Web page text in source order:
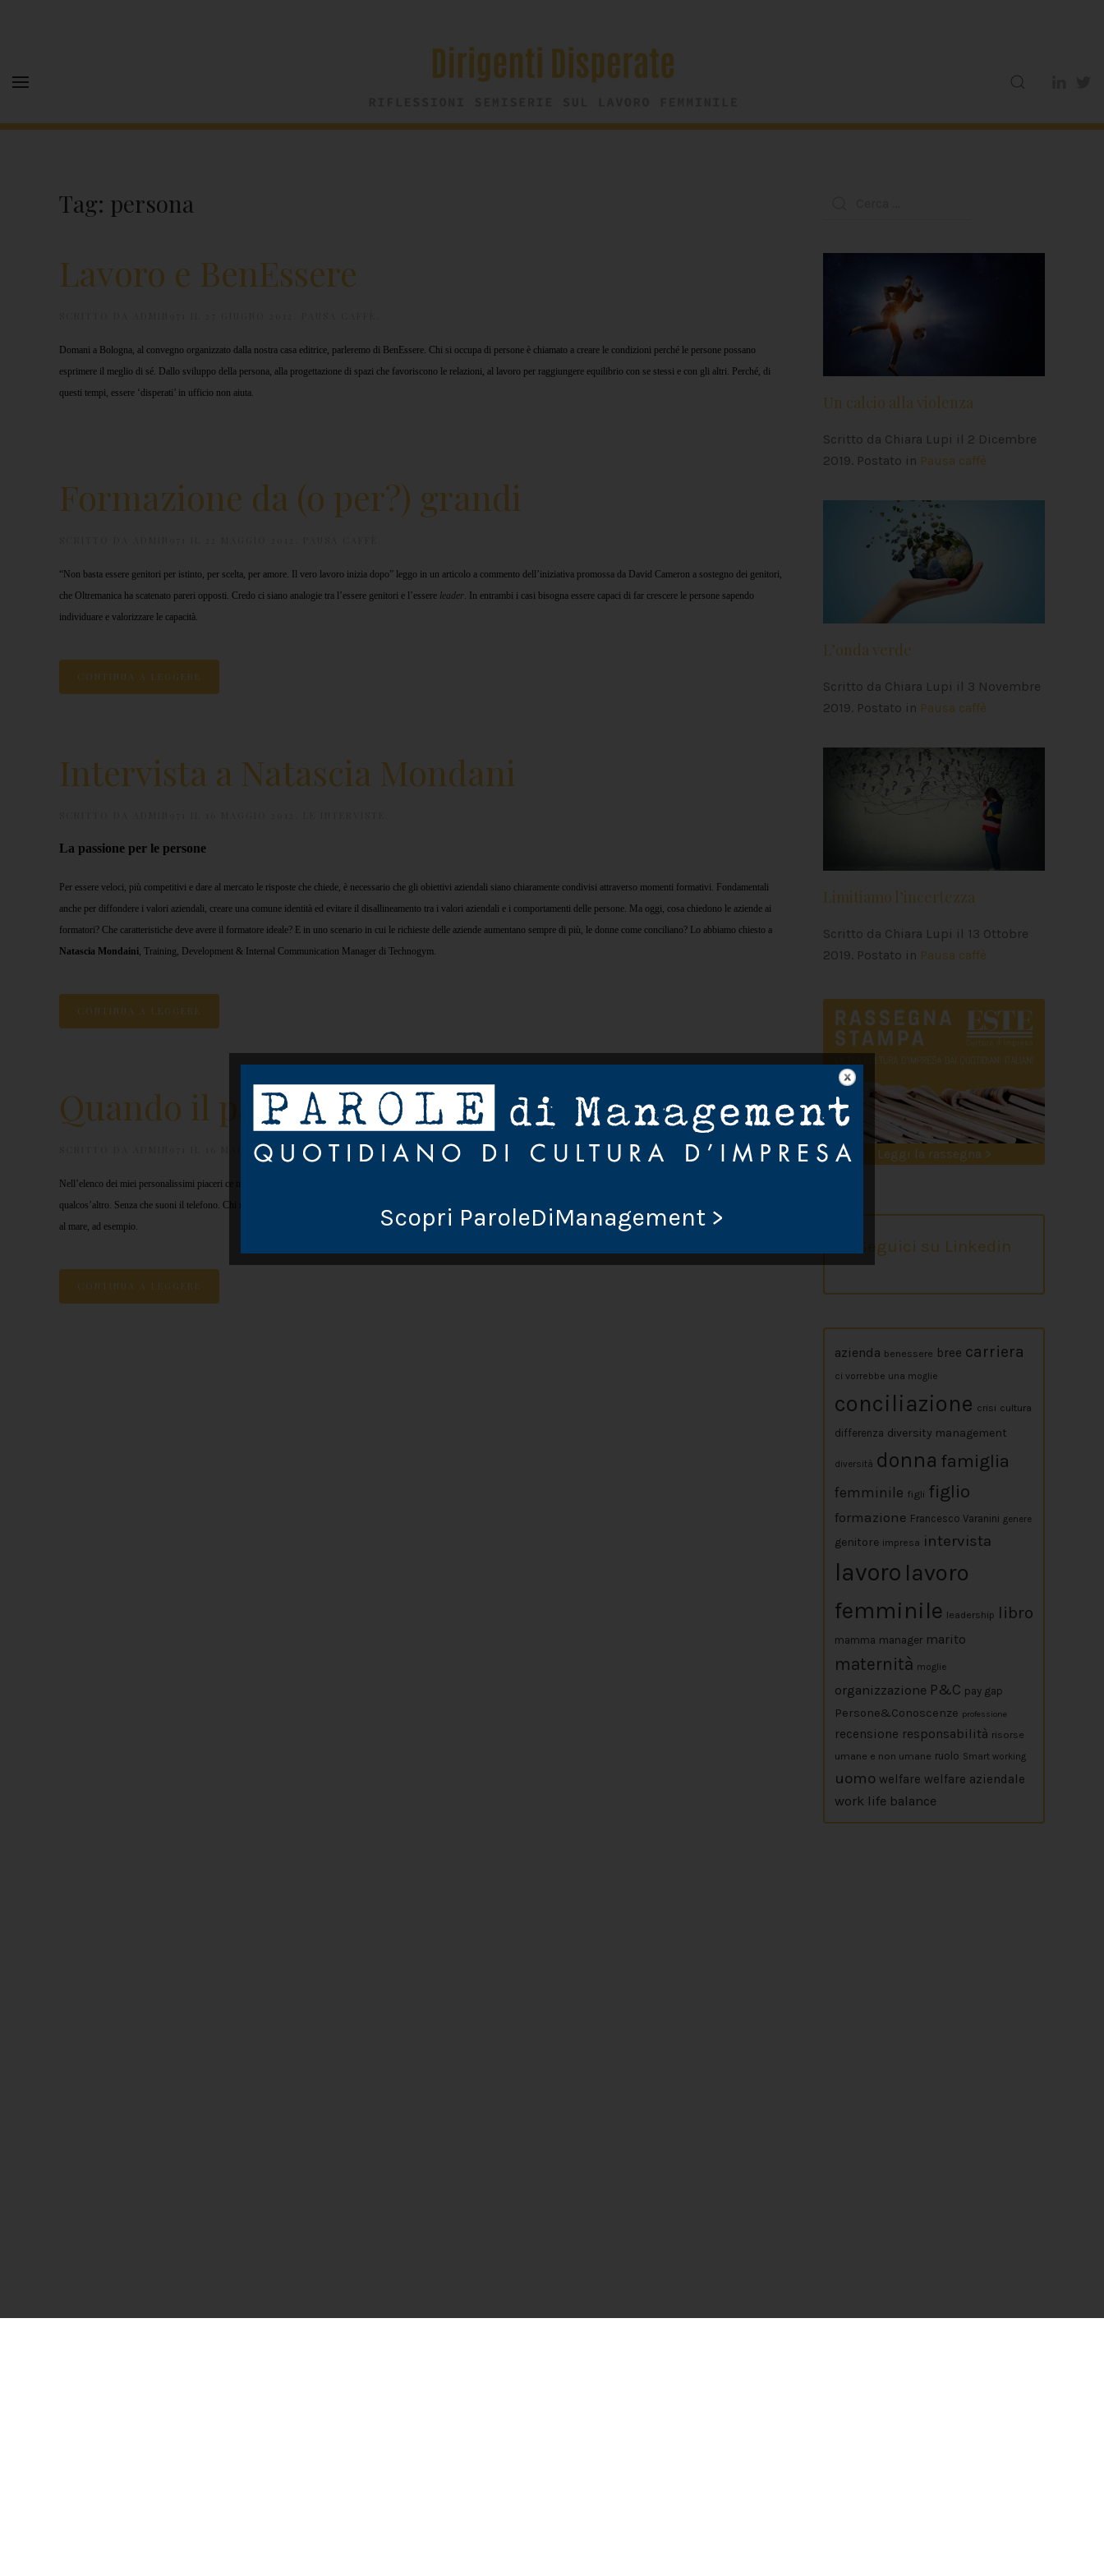
Tag: persona
Lavoro e BenEssere
Domani a Bologna, al convegno organizzato dalla nostra casa editrice, parleremo di BenEssere. Chi si occupa di persone è chiamato a creare le condizioni perché le persone possano
esprimere il meglio di sé. Dallo sviluppo della persona, alla progettazione di spazi che favoriscono le relazioni, al lavoro per raggiungere equilibrio con se stessi e con gli altri. Perché, di
questi tempi, essere ‘disperati’ in ufficio non aiuta.
Formazione da (o per?) grandi
“Non basta essere genitori per istinto, per scelta, per amore. Il vero lavoro inizia dopo” leggo in un articolo a commento dell’iniziativa promossa da David Cameron a sostegno dei genitori,
che Oltremanica ha scatenato pareri opposti. Credo ci siano analogie tra l’essere genitori e l’essere leader. In entrambi i casi bisogna essere capaci di far crescere le persone sapendo
individuare e valorizzare le capacità.
CONTINUA A LEGGERE
Intervista a Natascia Mondani
La passione per le persone
Per essere veloci, più competitivi e dare al mercato le risposte che chiede, è necessario che gli obiettivi aziendali siano chiaramente condivisi attraverso momenti formativi. Fondamentali
anche per diffondere i valori aziendali, creare una comune identità ed evitare il disallineamento tra i valori aziendali e i comportamenti delle persone. Ma oggi, cosa chiedono le aziende ai
formatori? Che caratteristiche deve avere il formatore ideale? E in uno scenario in cui le richieste delle aziende aumentano sempre di più, le donne come conciliano? Lo abbiamo chiesto a
Natascia Mondaini, Training, Development & Internal Communication Manager di Technogym.
CONTINUA A LEGGERE
Quando il panino cementa l’unione
16 MAGGIO 2012 LA SINDROME DI BREE
Nell’elenco dei miei personalissimi piaceri ce n’è uno che sta in cima alla classifica: svegliarsi e rimanere a letto a leggere, avendo la certezza che nessuno ti parla, ti chiede qualcosa, reclama
qualcos’altro. Senza che suoni il telefono. Chi minimamente mi conosce può immaginare che l’evento sia piuttosto raro. Ma può raggiungere, in qualche caso, livelli di estasi. Quando sono
al mare, ad esempio.
CONTINUA A LEGGERE
Un calcio alla violenza
Scritto da Chiara Lupi il 2 Dicembre
2019. Postato in Pausa caffè
L’onda verde
Scritto da Chiara Lupi il 3 Novembre
2019. Postato in Pausa caffè
Limitiamo l’incertezza
Scritto da Chiara Lupi il 13 Ottobre
2019. Postato in Pausa caffè
Leggi la rassegna >
Seguici su Linkedin
azienda benessere bree carriera
ci vorrebbe una moglie
conciliazione crisi cultura
differenza diversity management
diversità donna famiglia
femminile figli figlio
formazione Francesco Varanini genere
genitore impresa intervista
lavoro lavoro
femminile leadership libro
mamma manager marito
maternità moglie
organizzazione P&C pay gap
Persone&Conoscenze professione
recensione responsabilità risorse
umane e non umane ruolo Smart working
uomo welfare welfare aziendale
work life balance
Scopri ParoleDiManagement >